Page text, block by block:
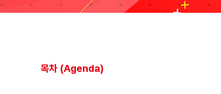
기술지원
Search목차 (Agenda)